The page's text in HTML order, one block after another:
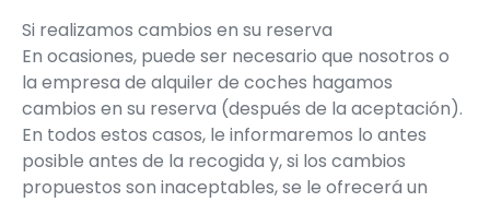
Si realizamos cambios en su reserva
En ocasiones, puede ser necesario que nosotros o
la empresa de alquiler de coches hagamos
cambios en su reserva (después de la aceptación).
En todos estos casos, le informaremos lo antes
posible antes de la recogida y, si los cambios
propuestos son inaceptables, se le ofrecerá un